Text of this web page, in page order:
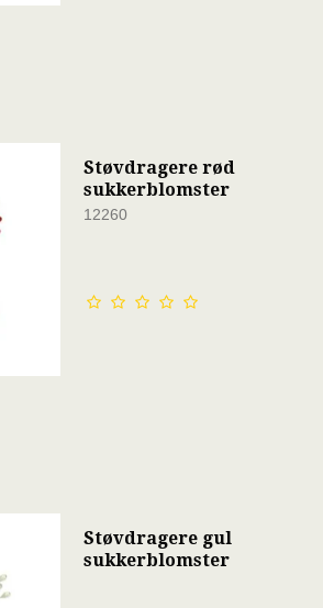
Støvdragere rød
sukkerblomster
12260
Støvdragere gul
sukkerblomster